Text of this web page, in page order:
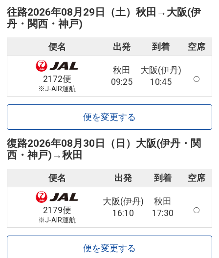
往路2026年08月29日（土） 秋田 → 大阪(伊
丹・関西・神戸)
便名 出発 到着 空席
2172便
※J-AIR運航
秋田
09:25
大阪(伊丹)
10:45
便を変更する
復路2026年08月30日（日） 大阪(伊丹・関
西・神戸) →秋田
便名 出発 到着 空席
2179便
※J-AIR運航
大阪(伊丹)
16:10
秋田
17:30
便を変更する